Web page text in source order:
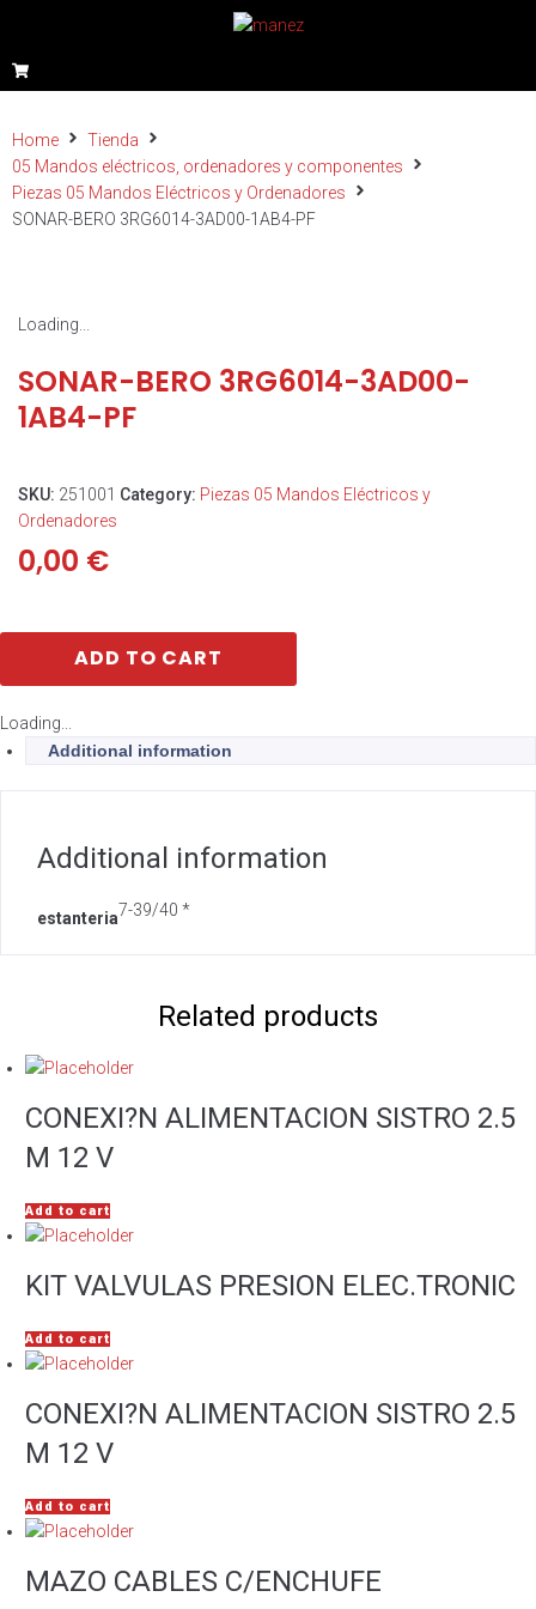
Home
Tienda
05 Mandos eléctricos, ordenadores y componentes
Piezas 05 Mandos Eléctricos y Ordenadores
SONAR-BERO 3RG6014-3AD00-1AB4-PF
Loading...
SONAR-BERO 3RG6014-3AD00-
1AB4-PF
SKU: 251001 Category: Piezas 05 Mandos Eléctricos y
Ordenadores
0,00 €
ADD TO CART
Loading...
Additional information
Additional information
estanteria7-39/40 *
Related products
CONEXI?N ALIMENTACION SISTRO 2.5
M 12 V
Add to cart
KIT VALVULAS PRESION ELEC.TRONIC
Add to cart
CONEXI?N ALIMENTACION SISTRO 2.5
M 12 V
Add to cart
MAZO CABLES C/ENCHUFE